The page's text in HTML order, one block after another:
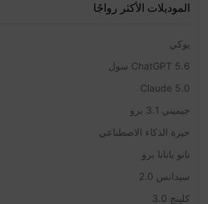
الموديلات الأكثر رواجًا
يوكي
ChatGPT 5.6 سول
Claude 5.0
جيميني 3.1 برو
حيرة الذكاء الاصطناعي
نانو بانانا برو
سيدانس 2.0
كلينج 3.0